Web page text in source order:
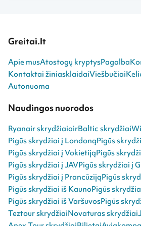
Greitai.lt
Apie musAtostogų kryptysPagalba
Kontaktai žiniasklaidaiViešbučiai
Autonuoma
Naudingos nuorodos
Ryanair skrydžiaiairBaltic skrydžiai
Pigūs skrydžiai į LondonąPigūs
Pigūs skrydžiai į VokietijąPigūs
Pigūs skrydžiai į JAVPigūs skrydžiai į
Pigūs skrydžiai į PrancūzijąPigūs
Pigūs skrydžiai iš KaunoPigūs
Pigūs skrydžiai iš VaršuvosPigūs
Teztour skrydžiaiNovaturas skrydžiai